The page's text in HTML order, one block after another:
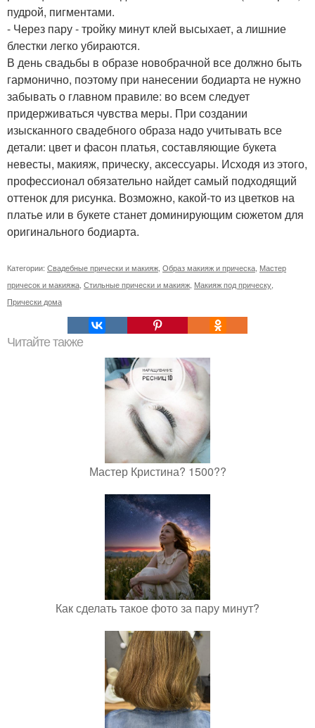
пудрой, пигментами.
- Через пару - тройку минут клей высыхает, а лишние
блестки легко убираются.
В день свадьбы в образе новобрачной все должно быть
гармонично, поэтому при нанесении бодиарта не нужно
забывать о главном правиле: во всем следует
придерживаться чувства меры. При создании
изысканного свадебного образа надо учитывать все
детали: цвет и фасон платья, составляющие букета
невесты, макияж, прическу, аксессуары. Исходя из этого,
профессионал обязательно найдет самый подходящий
оттенок для рисунка. Возможно, какой-то из цветков на
платье или в букете станет доминирующим сюжетом для
оригинального бодиарта.
Категории: Свадебные прически и макияж Образ макияж и прическа Мастер
причесок и макияжа Стильные прически и макияж Макияж под прическу
Прически дома
Читайте также
Мастер Кристина? 1500??
Как сделать такое фото за пару минут?